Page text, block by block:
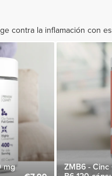
contra la inflamación con
mg
ZMB6 - Cinc